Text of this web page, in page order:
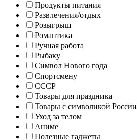
Продукты питания
Развлечения/отдых
Розыгрыш
Романтика
Ручная работа
Рыбаку
Символ Нового года
Спортсмену
СССР
Товары для праздника
Товары с символикой России
Уход за телом
Аниме
Полезные гаджеты